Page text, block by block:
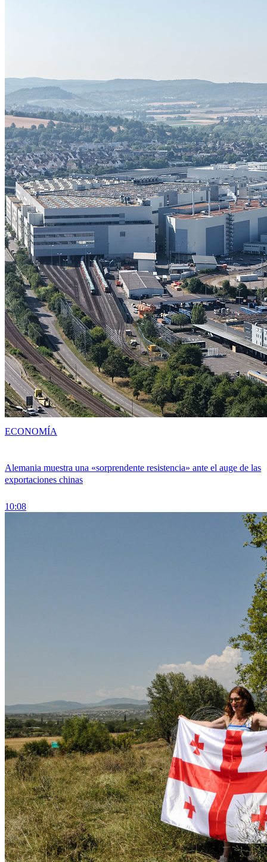
Alemania muestra una «sorprendente resistencia» ante el auge de las
exportaciones chinas
10:08
ECONOMÍA